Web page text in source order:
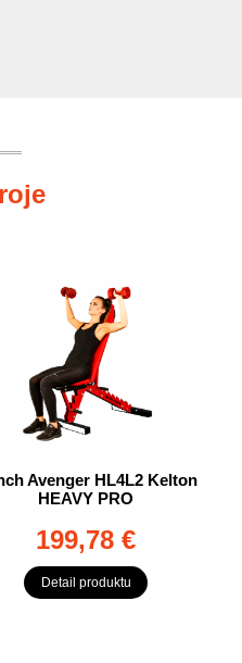
Avenger HL4L2 Kelton
HEAVY PRO
199,78 €
Detail produktu